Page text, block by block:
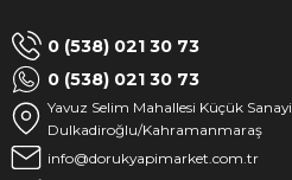
0 (538) 021 30 73
0 (538) 021 30 73
Yavuz Selim Mahallesi Küçük
Dulkadiroğlu/Kahramanmaraş
info@dorukyapimarket.com.tr